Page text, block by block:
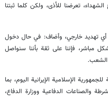
تعرضنا للأذى، ولكن كلما ثبتنا
تهديد خارجي، وأضاف: في حال دخول
مباشر، فإننا على ثقة بأننا سنواصل
الشعب.
الإسلامية الإيرانية اليوم، بما
والصناعات الدفاعية ووزارة الدفاع،